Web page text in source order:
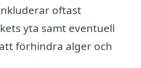
oftast
yta samt eventuell
förhindra alger och